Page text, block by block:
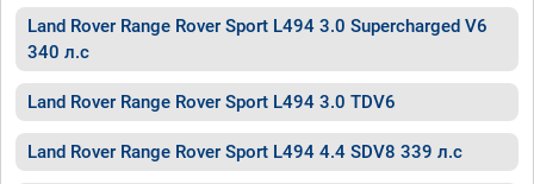
Land Rover Range Rover Sport L494 3.0 Supercharged V6
340 л.с
Land Rover Range Rover Sport L494 3.0 TDV6
Land Rover Range Rover Sport L494 4.4 SDV8 339 л.с